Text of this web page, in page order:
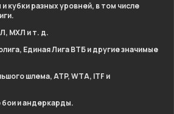
кубки разных уровней, в том числе
МХЛ и т. д.
Единая Лига ВТБ и другие значимые
шлема, ATP, WTA, ITF и
и андеркарды.